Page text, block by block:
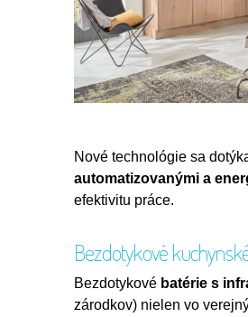
Nové technológie sa
automatizovanými a
efektivitu práce.
Bezdotykové
Bezdotykové batérie s
zárodkov) nielen vo